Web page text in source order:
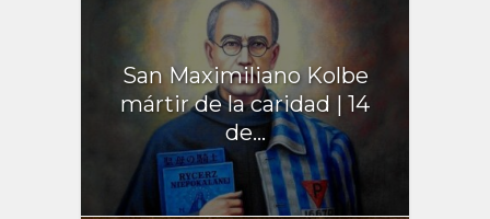
San Maximiliano Kolbe
mártir de la caridad | 14
de...